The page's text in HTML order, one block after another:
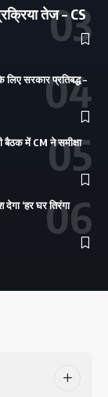
तेज – CS
लिए सरकार प्रतिबद्ध –
बैठक में CM ने समीक्षा
‘हर घर तिरंगा